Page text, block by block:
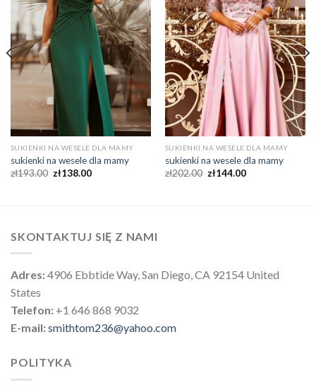
SUKIENKI NA WESELE DLA MAMY
sukienki na wesele dla mamy
zł193.00 zł138.00
SUKIENKI NA WESELE DLA MAMY
sukienki na wesele dla mamy
zł202.00 zł144.00
SKONTAKTUJ SIĘ Z NAMI
Adres:4906 Ebbtide Way, San Diego, CA 92154 United
States
Telefon: +1 646 868 9032
E-mail:smithtom236@yahoo.com
POLITYKA